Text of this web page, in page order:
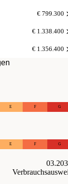
€ 799.300
€ 1.338.400
€ 1.356.400
E F G
E F G